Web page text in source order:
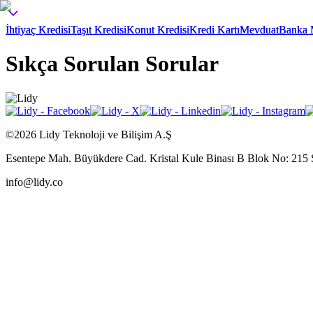
İhtiyaç KredisiTaşıt KredisiKonut KredisiKredi KartıMevduatBanka
İhtiyaç KredisiTaşıt KredisiKonut KredisiKredi KartıMevduatBanka
Sıkça Sorulan Sorular
©2026 Lidy Teknoloji ve Bilişim A.Ş
Esentepe Mah. Büyükdere Cad. Kristal Kule Binası B Blok No: 215
info@lidy.co